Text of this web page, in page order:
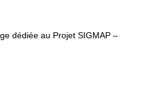
dédiée au Projet SIGMAP –